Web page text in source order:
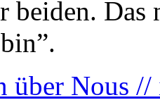
beiden.
über Nous